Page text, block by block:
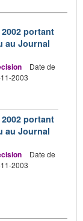
2002 portant
au Journal
Date de
2003
2002 portant
au Journal
Date de
2003